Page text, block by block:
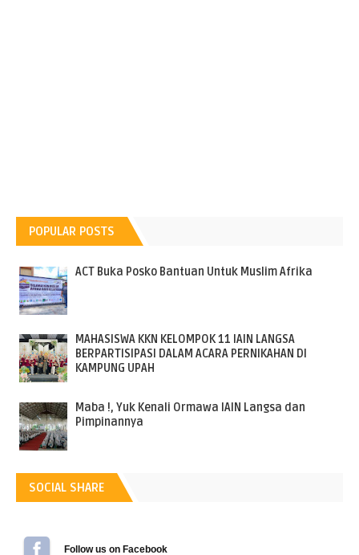
POPULAR POSTS
ACT Buka Posko Bantuan Untuk Muslim Afrika
MAHASISWA KKN KELOMPOK 11 IAIN LANGSA
BERPARTISIPASI DALAM ACARA PERNIKAHAN DI
KAMPUNG UPAH
Maba !, Yuk Kenali Ormawa IAIN Langsa dan
Pimpinannya
SOCIAL SHARE
Follow us on Facebook